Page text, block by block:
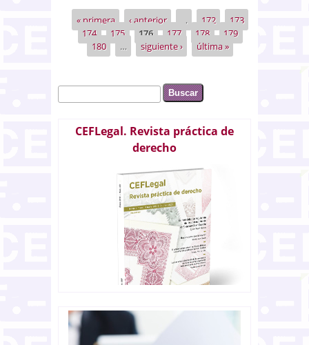
inconstitucionalidad contra la
“ley de tasas judiciales”
Páginas
« primera ‹ anterior … 172
173
174
175 176 177 178
179
180
… siguiente › última »
Formulario de búsqueda
Buscar
CEFLegal. Revista práctica de
derecho